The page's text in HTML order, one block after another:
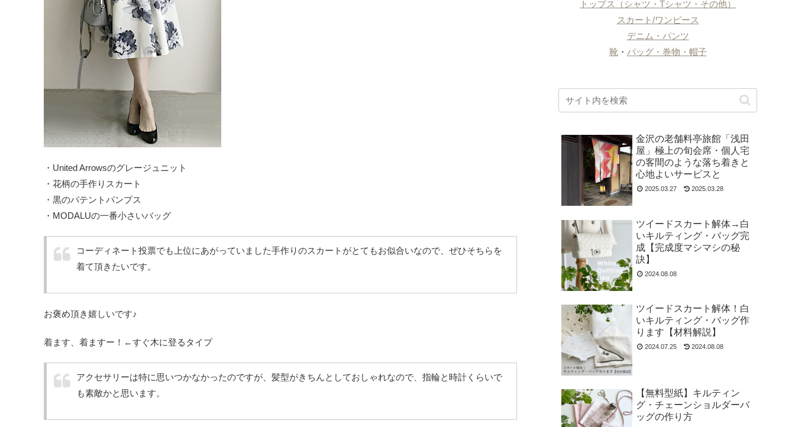
・United Arrowsのグレージュニット
・花柄の手作りスカート
・黒のパテントパンプス
・MODALUの一番小さいバッグ
コーディネート投票でも上位にあがっていました手作りのスカート がとてもお似合いなので、ぜひそちらを
着て頂きたいです。
お褒め頂き嬉しいです♪
着ます、着ますー！←すぐ木に登るタイプ
アクセサリーは特に思いつかなかったのですが、 髪型がきちんとしておしゃれなので、 指輪と時計くらいで
も素敵かと思います。
トップス（シャツ・Tシャツ・その他）
スカート/ワンピース
デニム・パンツ
靴・ バッグ・巻物・帽子
金沢の老舗料亭旅館「浅田
屋」極上の旬会席・個人宅
の客間のような落ち着きと
心地よいサービスと
2025.03.27 2025.03.28
ツイードスカート解体→白
いキルティング・バッグ完
成【完成度マシマシの秘
訣】
2024.08.08
ツイードスカート解体！白
いキルティング・バッグ作
ります【材料解説】
2024.07.25 2024.08.08
【無料型紙】キルティン
グ・チェーンショルダーバ
ッグの作り方